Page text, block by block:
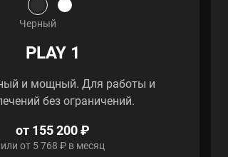
Черный
PLAY 1
и мощный. Для работы и
без ограничений.
от 155 200 ₽
или от 5 768 ₽ в месяц